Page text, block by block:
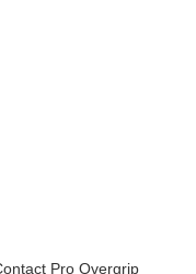
Pro Overgrip